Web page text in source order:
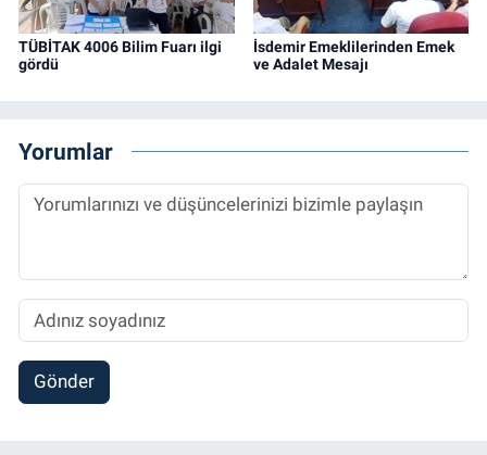
TÜBİTAK 4006 Bilim Fuarı ilgi
gördü
İsdemir Emeklilerinden Emek
ve Adalet Mesajı
Yorumlar
Gönder